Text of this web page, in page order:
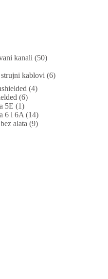
kanali (50)
kablovi (6)
(4)
(6)
5E (1)
6 i 6A (14)
alata (9)